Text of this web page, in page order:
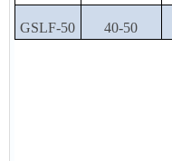
GSLF-50 40-50